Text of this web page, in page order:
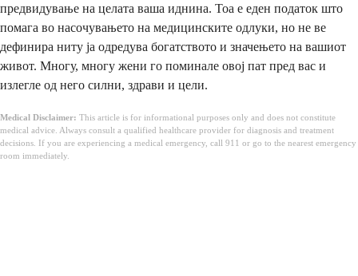
предвидување на целата ваша иднина. Тоа е еден податок што
помага во насочувањето на медицинските одлуки, но не ве
дефинира ниту ја одредува богатството и значењето на вашиот
живот. Многу, многу жени го поминале овој пат пред вас и
излегле од него силни, здрави и цели.
Medical Disclaimer: This article is for informational purposes only and does not constitute
medical advice. Always consult a qualified healthcare provider for diagnosis and treatment
decisions. If you are experiencing a medical emergency, call 911 or go to the nearest emergency
room immediately.